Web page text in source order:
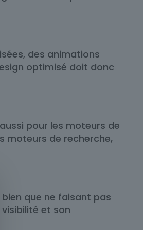
des animations
optimisé doit donc
pour les moteurs de
moteurs de recherche,
que ne faisant pas
et son